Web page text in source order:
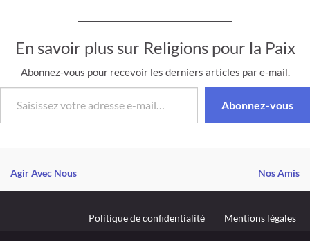
…
En savoir plus sur Religions pour la Paix
Abonnez-vous pour recevoir les derniers articles par e-mail.
Saisissez votre adresse e-mail…
Abonnez-vous
Agir Avec Nous Nos Amis
Politique de confidentialité Mentions légales